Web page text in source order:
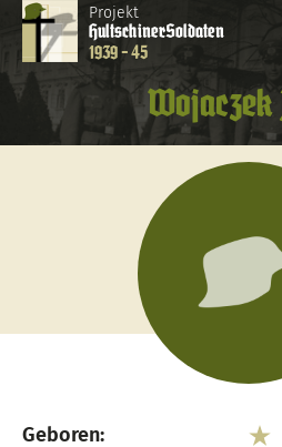
Projekt
HultschinerSoldaten
1939 - 45
Wojaczek
Geboren: